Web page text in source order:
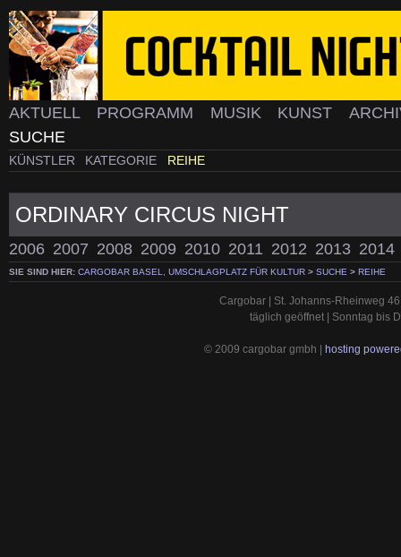
AKTUELL PROGRAMM MUSIK KUNST
SUCHE
KÜNSTLER KATEGORIE REIHE
ORDINARY CIRCUS NIGHT
2006 2007 2008 2009 2010 2011 2012 2013 2014
SIE SIND HIER: CARGOBAR BASEL, UMSCHLAGPLATZ FÜR KULTUR > SUCHE > REIHE
Cargobar | St. Johanns-Rheinweg
täglich geöffnet | Sonntag bis
© 2009 cargobar gmbh | hosting